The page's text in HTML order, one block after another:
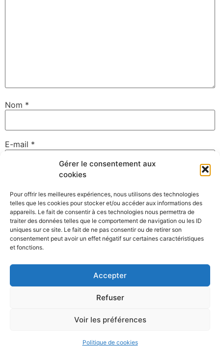
Gérer le consentement aux
cookies
Pour offrir les meilleures expériences, nous utilisons des technologies
telles que les cookies pour stocker et/ou accéder aux informations des
appareils. Le fait de consentir à ces technologies nous permettra de
traiter des données telles que le comportement de navigation ou les ID
uniques sur ce site. Le fait de ne pas consentir ou de retirer son
consentement peut avoir un effet négatif sur certaines caractéristiques
et fonctions.
Accepter
Refuser
Voir les préférences
Politique de cookies
Nom *
E-mail *
Enregistrer mon nom, mon e-mail et mon site dans le
navigateur pour mon prochain commentaire.